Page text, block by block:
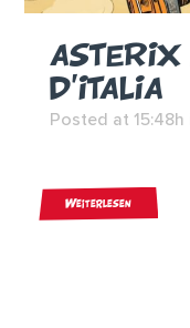
ASTERIX
D’ITALIA
Posted at 15:48h
Weiterlesen